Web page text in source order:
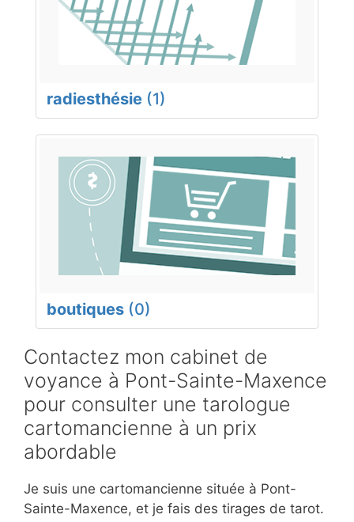
radiesthésie (1)
boutiques (0)
Contactez mon cabinet de
voyance à Pont-Sainte-Maxence
pour consulter une tarologue
cartomancienne à un prix
abordable
Je suis une cartomancienne située à Pont-
Sainte-Maxence, et je fais des tirages de tarot.